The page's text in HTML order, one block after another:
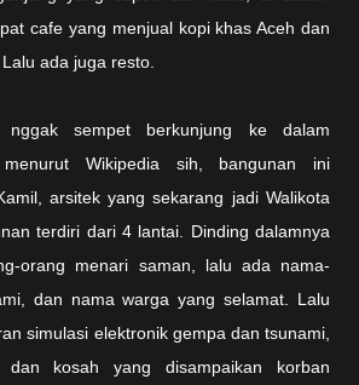
cafe yang menjual kopi khas Aceh dan
ada juga resto.
sempet berkunjung ke dalam
Wikipedia sih, bangunan ini
arsitek yang sekarang jadi Walikota
terdiri dari 4 lantai. Dinding dalamnya
orang menari saman, lalu ada nama-
dan nama warga yang selamat. Lalu
simulasi elektronik gempa dan tsunami,
kosah yang disampaikan korban